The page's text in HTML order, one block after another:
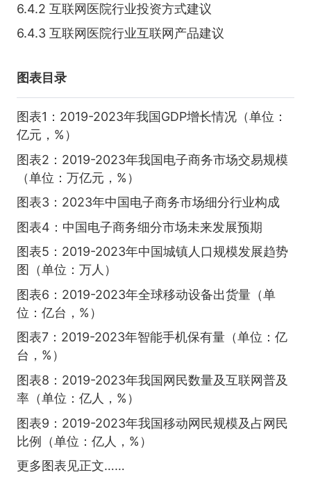
6.4.2 互联网医院行业投资方式建议
6.4.3 互联网医院行业互联网产品建议
图表目录
图表1：2019-2023年我国GDP增长情况（单位：
亿元，%）
图表2：2019-2023年我国电子商务市场交易规模
（单位：万亿元，%）
图表3：2023年中国电子商务市场细分行业构成
图表4：中国电子商务细分市场未来发展预期
图表5：2019-2023年中国城镇人口规模发展趋势
图（单位：万人）
图表6：2019-2023年全球移动设备出货量（单
位：亿台，%）
图表7：2019-2023年智能手机保有量（单位：亿
台，%）
图表8：2019-2023年我国网民数量及互联网普及
率（单位：亿人，%）
图表9：2019-2023年我国移动网民规模及占网民
比例（单位：亿人，%）
更多图表见正文……